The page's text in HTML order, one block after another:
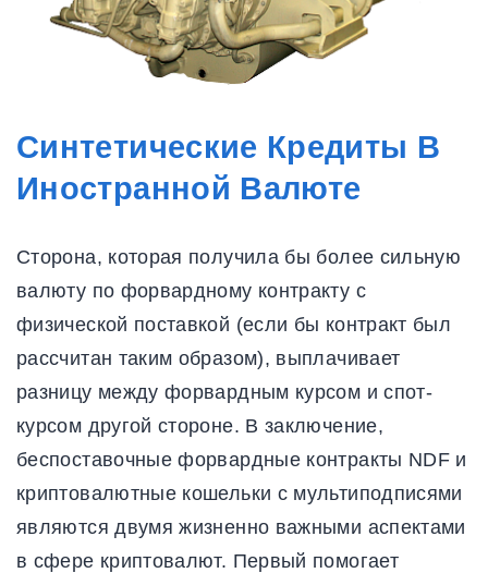
Синтетические Кредиты В
Иностранной Валюте
Сторона, которая получила бы более сильную
валюту по форвардному контракту с
физической поставкой (если бы контракт был
рассчитан таким образом), выплачивает
разницу между форвардным курсом и спот-
курсом другой стороне. В заключение,
беспоставочные форвардные контракты NDF и
криптовалютные кошельки с мультиподписями
являются двумя жизненно важными аспектами
в сфере криптовалют. Первый помогает